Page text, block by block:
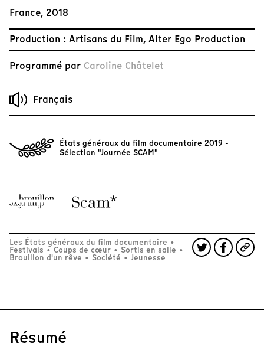
France, 2018
Production : Artisans du Film, Alter Ego Production
Programmé par Caroline Châtelet
Français
États généraux du film documentaire 2019 -
Sélection "Journée SCAM"
Les États généraux du film documentaire •
Festivals • Coups de cœur • Sortis en salle •
Brouillon d'un rêve • Société • Jeunesse
Résumé